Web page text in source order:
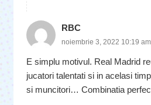
RBC
noiembrie 3, 2022 10:19 am
E simplu motivul. Real Madrid
jucatori talentati si in acelasi
si muncitori… Combinatia